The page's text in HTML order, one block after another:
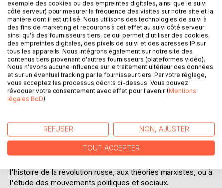
vision du monde. Le livre retrace son enfance en Ukraine,
son engagement dans le mouvement révolutionnaire russe,
et son rôle clé dans la Révolution d'Octobre de 1917.
Trotsky décrit avec précision les luttes internes au sein du
Parti bolchevik, ses relations avec Lénine, et les raisons de
son exil forcé après l'ascension de Staline. Ce texte
autobiographique est non seulement un témoignage
historique inestimable, mais aussi une réflexion profonde
sur les idéaux révolutionnaires, les défis du pouvoir et les
complexités des luttes politiques. En partageant ses
à poursuivre la lutte pour la justice sociale et l'égalité. Son
récit est enrichi par des analyses politiques et des
observations personnelles, offrant une perspective intime
sur les événements qui ont façonné le XXe siècle. "Ma vie"
l'histoire de la révolution russe, aux théories marxistes, ou à
l'étude des mouvements politiques et sociaux.
exemple des cookies ou des empreintes digitales, ainsi que le suivi
côté serveur) pour mesurer la fréquence des visites sur notre site et la
manière dont il est utilisé. Nous utilisons des technologies de suivi à
des fins de marketing et recourons à cet effet au suivi côté serveur
ainsi qu'à des fournisseurs tiers, ce qui permet d'utiliser des cookies,
des empreintes digitales, des pixels de suivi et des adresses IP sur
tous les appareils. Nous intégrons également sur notre site des
contenus tiers provenant d'autres fournisseurs (plateformes vidéo).
Nous n'avons aucune influence sur le traitement ultérieur des données
et sur un éventuel tracking par le fournisseur tiers. Par votre réglage,
vous acceptez les processus décrits ci-dessus. Vous pouvez
révoquer votre consentement avec effet pour l'avenir. (Mentions
légales BoD)
REFUSER NON, AJUSTER
TOUT ACCEPTER